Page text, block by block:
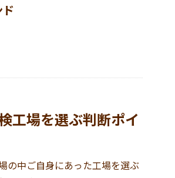
工場を選ぶ判断ポイ
の中ご自身にあった工場を選ぶ